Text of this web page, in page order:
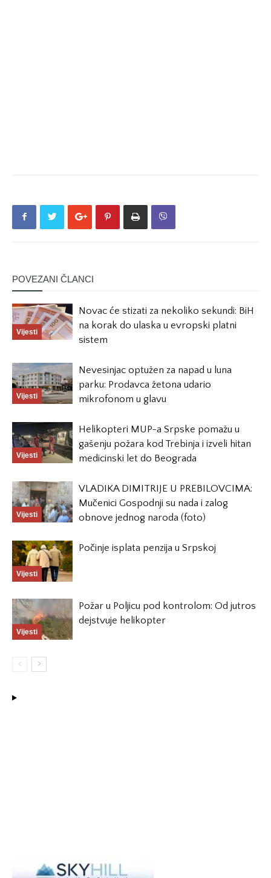
POVEZANI ČLANCI
Vijesti
Novac će stizati za nekoliko sekundi: BiH
na korak do ulaska u evropski platni
sistem
Vijesti
Nevesinjac optužen za napad u luna
parku: Prodavca žetona udario
mikrofonom u glavu
Vijesti
Helikopteri MUP-a Srpske pomažu u
gašenju požara kod Trebinja i izveli hitan
medicinski let do Beograda
Vijesti
VLADIKA DIMITRIJE U PREBILOVCIMA:
Mučenici Gospodnji su nada i zalog
obnove jednog naroda (foto)
Vijesti
Počinje isplata penzija u Srpskoj
Vijesti
Požar u Poljicu pod kontrolom: Od jutros
dejstvuje helikopter